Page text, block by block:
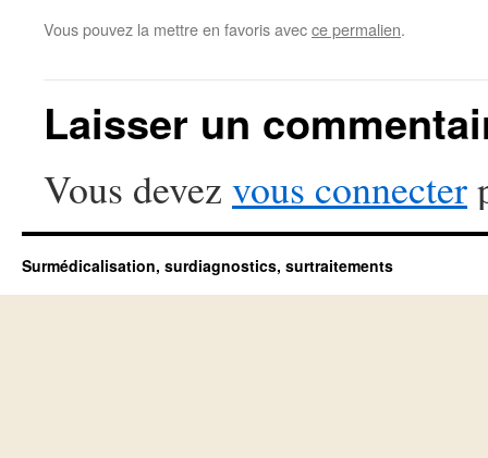
Vous pouvez la mettre en favoris avecce permalien.
Laisser un
Vous devez vous connecter
Surmédicalisation, surdiagnostics, surtraitements